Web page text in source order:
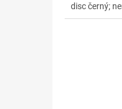
disc černý;
niple MACH1